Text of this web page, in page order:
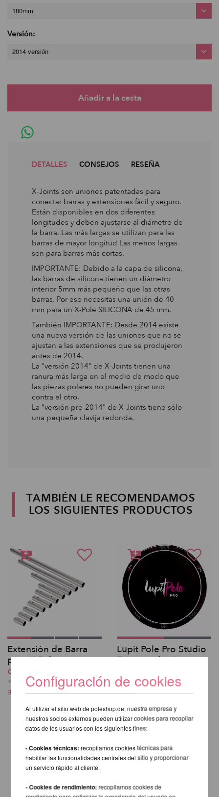
180mm
Versión:
2014 versión
DETALLES CONSEJOS RESEÑA
X-Joints son uniones patentadas para
conectar barras y extensiones fácil y seguro.
Están disponibles en dos diferentes
longitudes y deben ajustarse al diámetro de
la barra. Las más largas se utilizan para las
barras de mayor longitud Las menos largas
son para barras más cortas.
IMPORTANTE: Debido a la capa de silicona,
las barras de silicona tienen un diámetro
interior 5mm más pequeño que las otras
barras. Por eso necesitas una unión de 40
mm para un X-Pole SILICONA de 45 mm.
También IMPORTANTE: Desde 2014 existe
una nueva versión de las uniones que no se
ajustan a las extensiones que se produjeron
antes de 2014.
La "versión 2014" de X-Joints tienen una
ranura más larga en el medio de modo que
las piezas polares no pueden girar uno
contra el otro.
La "versión pre-2014" de X-Joints tiene sólo
una pequeña clavija redonda.
TAMBIÉN LE RECOMENDAMOS
LOS SIGUIENTES PRODUCTOS
Extensión de Barra
para X-Pole
desde 29,49 EUR
incl. 21 % I.V.A. exkl.
gastos de envio
Lupit Pole Pro Studio
Etiqueta de piso
incl. 21 % I.V.A. exkl.
Configuración de cookies
Al utilizar el sitio web de poleshop.de, nuestra empresa y
nuestros socios externos pueden utilizar cookies para recopilar
datos de los usuarios con los siguientes fines:
- Cookies técnicas:recopilamos cookies técnicas para
habilitar las funcionalidades centrales del sitio y proporcionar
un servicio rápido al cliente.
- Cookies de rendimiento: recopilamos cookies de